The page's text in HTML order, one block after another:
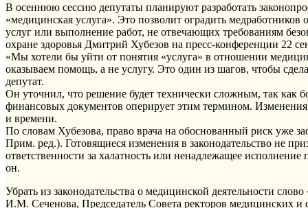
В осеннюю сессию депутаты планируют разработать
«медицинская услуга». Это позволит оградить
услуг или выполнение работ, не отвечающих требованиям
охране здоровья Дмитрий Хубезов на пресс-конференции 22
«Мы хотели бы уйти от понятия «услуга» в отношении
оказываем помощь, а не услугу. Это один из шагов, чтобы
депутат.
Он уточнил, что решение будет технически сложным, так как
финансовых документов оперирует этим термином.
и времени.
По словам Хубезова, право врача на обоснованный риск уже
Прим. ред.). Готовящиеся изменения в законодательство не
ответственности за халатность или ненадлежащее
он.
Убрать из законодательства о медицинской деятельности
И.М. Сеченова, Председатель Совета ректоров медицинских